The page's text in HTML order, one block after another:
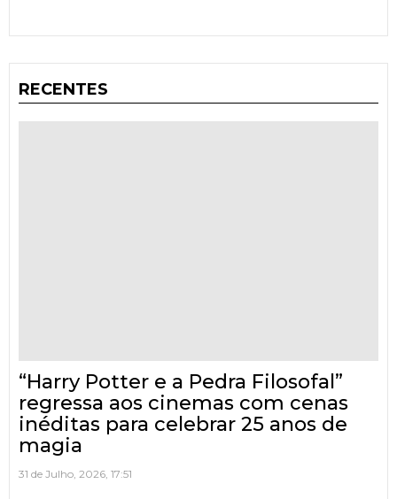
RECENTES
“Harry Potter e a Pedra Filosofal”
regressa aos cinemas com cenas
inéditas para celebrar 25 anos de
magia
31 de Julho, 2026, 17:51